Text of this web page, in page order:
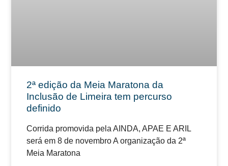
2ª edição da Meia Maratona da
Inclusão de Limeira tem percurso
definido
Corrida promovida pela AINDA, APAE E ARIL
será em 8 de novembro A organização da 2ª
Meia Maratona